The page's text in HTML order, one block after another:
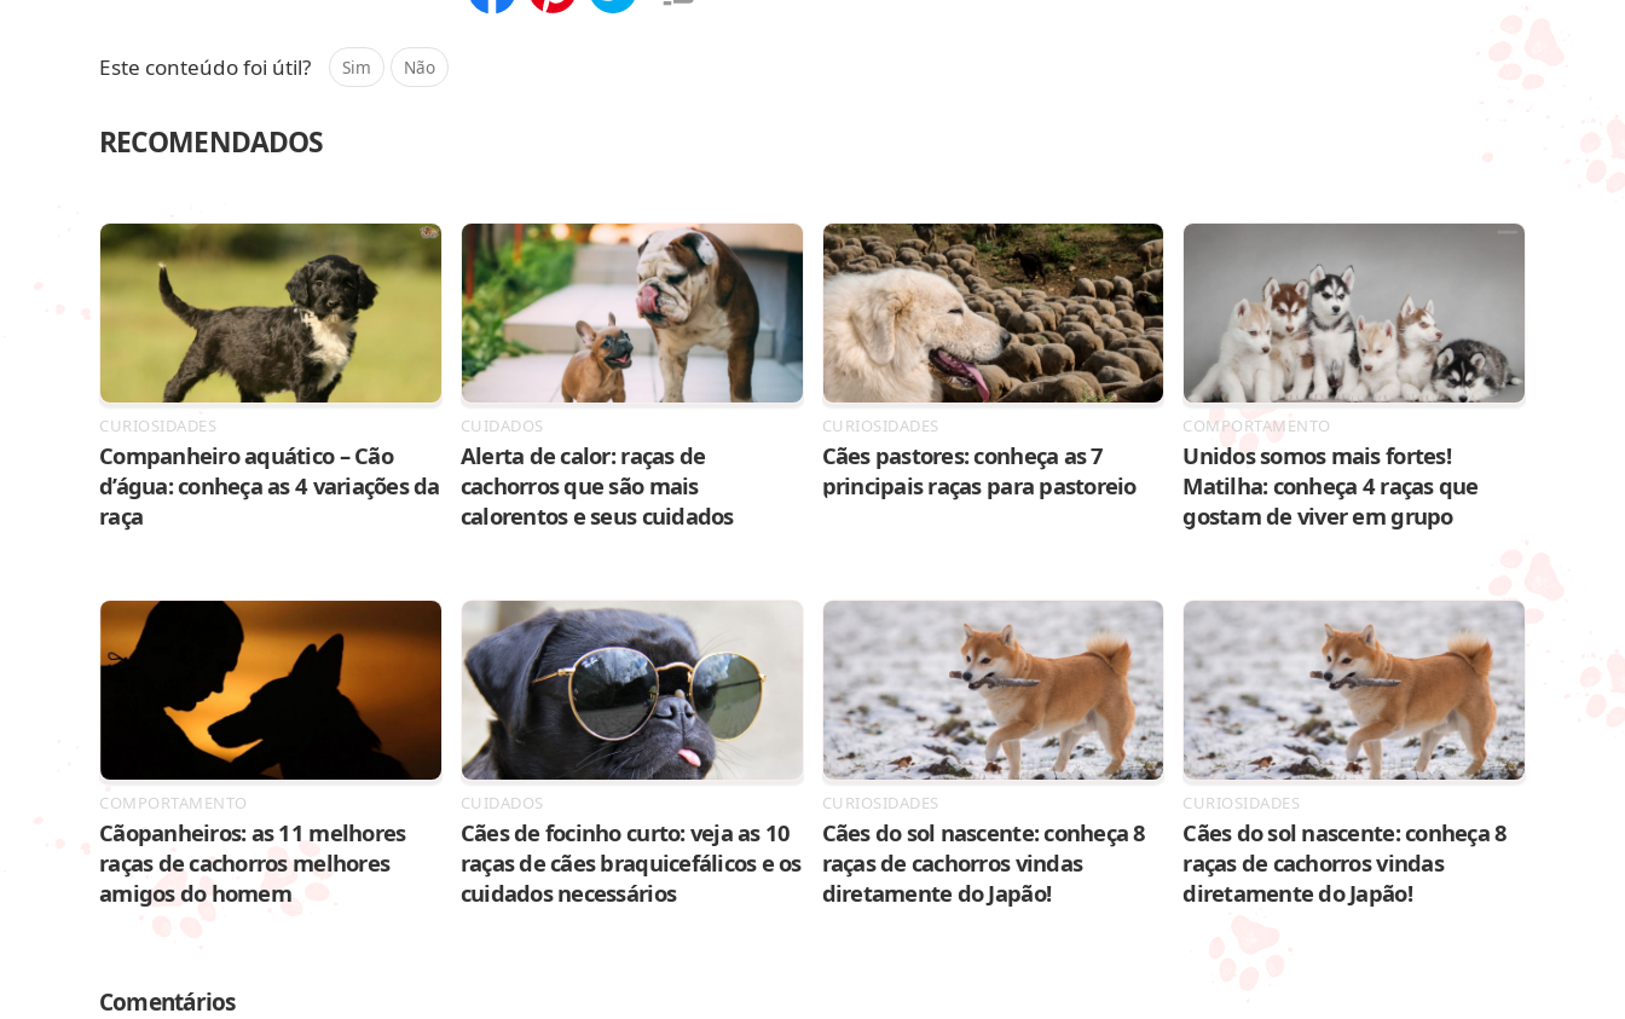
Este conteúdo foi útil? Sim Não
RECOMENDADOS
CURIOSIDADES
Companheiro aquático – Cão
d’água: conheça as 4 variações da
raça
CUIDADOS
Alerta de calor: raças de
cachorros que são mais
calorentos e seus cuidados
CURIOSIDADES
Cães pastores: conheça as 7
principais raças para pastoreio
COMPORTAMENTO
Unidos somos mais fortes!
Matilha: conheça 4 raças que
gostam de viver em grupo
COMPORTAMENTO
Cãopanheiros: as 11 melhores
raças de cachorros melhores
amigos do homem
CUIDADOS
Cães de focinho curto: veja as 10
raças de cães braquicefálicos e os
cuidados necessários
CURIOSIDADES
Cães do sol nascente: conheça 8
raças de cachorros vindas
diretamente do Japão!
CURIOSIDADES
Cães do sol nascente: conheça 8
raças de cachorros vindas
diretamente do Japão!
Comentários